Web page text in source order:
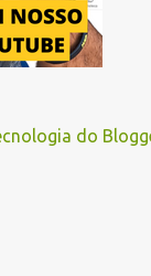
do